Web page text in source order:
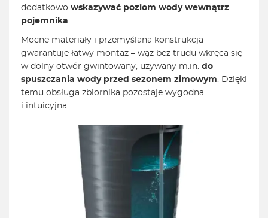
dodatkowo wskazywać poziom wody wewnątrz
pojemnika.
Mocne materiały i przemyślana konstrukcja
gwarantuje łatwy montaż – wąż bez trudu wkręca się
w dolny otwór gwintowany, używany m.in. do
spuszczania wody przed sezonem zimowym. Dzięki
temu obsługa zbiornika pozostaje wygodna
i intuicyjna.